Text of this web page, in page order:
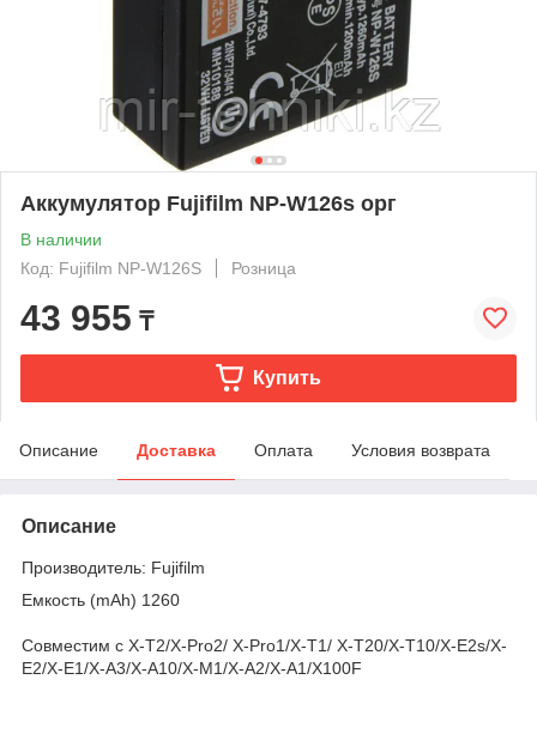
Аккумулятор Fujifilm NP-W126s орг
В наличии
Код: Fujifilm NP-W126S
Розница
43 955 ₸
Купить
Описание Доставка Оплата Условия возврата
Описание
Производитель: Fujifilm
Емкость (mAh) 1260
Совместим с X-T2/X-Pro2/ X-Pro1/X-T1/ X-T20/X-T10/X-E2s/X-
E2/X-E1/X-A3/X-A10/X-M1/X-A2/X-A1/X100F